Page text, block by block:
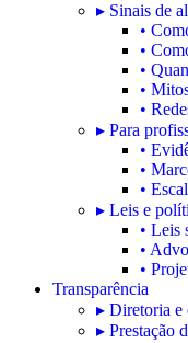
▸ Sinais de
•
•
•
•
•
▸ Para
•
•
•
▸ Leis e
• Leis
•
•
Transparência
▸ Diretoria e
▸ Prestação